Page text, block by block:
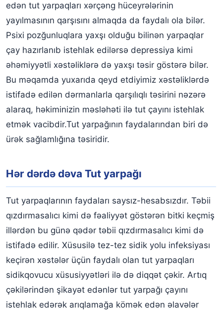
edən tut yarpaqları xərçəng hüceyrələrinin
yayılmasının qarşısını almaqda da faydalı ola bilər.
Psixi pozğunluqlara yaxşı olduğu bilinən yarpaqlar
çay hazırlanıb istehlak edilərsə depressiya kimi
əhəmiyyətli xəstəliklərə də yaxşı təsir göstərə bilər.
Bu məqamda yuxarıda qeyd etdiyimiz xəstəliklərdə
istifadə edilən dərmanlarla qarşılıqlı təsirini nəzərə
alaraq, həkiminizin məsləhəti ilə tut çayını istehlak
etmək vacibdir.Tut yarpağının faydalarından biri də
ürək sağlamlığına təsiridir.
Hər dərdə dəva Tut yarpağı
Tut yarpaqlarının faydaları saysız-hesabsızdır. Təbii
qızdırmasalıcı kimi də fəaliyyət göstərən bitki keçmiş
illərdən bu günə qədər təbii qızdırmasalıcı kimi də
istifadə edilir. Xüsusilə tez-tez sidik yolu infeksiyası
keçirən xəstələr üçün faydalı olan tut yarpaqları
sidikqovucu xüsusiyyətləri ilə də diqqət çəkir. Artıq
çəkilərindən şikayət edənlər tut yarpağı çayını
istehlak edərək arıqlamağa kömək edən əlavələr